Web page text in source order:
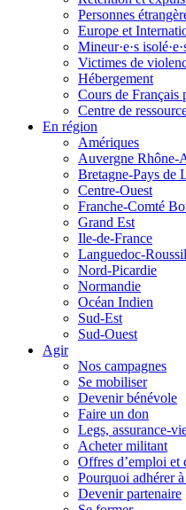
Personnes
Europe et
Mineur·e·s
Victimes de
Hébergement
Cours de Français
Centre de
En région
Amériques
Auvergne Rhône-
Bretagne-Pays de
Centre-Ouest
Franche-Comté
Grand Est
Ile-de-France
Languedoc-
Nord-Picardie
Normandie
Océan Indien
Sud-Est
Sud-Ouest
Agir
Nos campagnes
Se mobiliser
Devenir bénévole
Faire un don
Legs, assurance-
Acheter militant
Offres d’emploi et
Pourquoi adhérer
Devenir partenaire